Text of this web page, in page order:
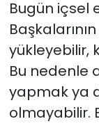
Bugün içsel
yükleyebilir,
Bu nedenle
yapmak ya
olmayabilir.